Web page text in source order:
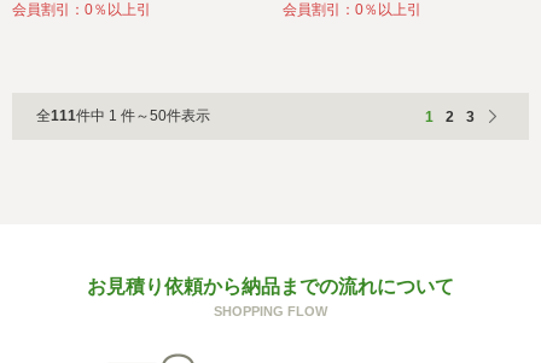
会員割引：0％以上引 会員割引：0％以上引
全111件中 1 件～50件表示 1 2 3
お見積り依頼から納品までの流れについて
SHOPPING FLOW